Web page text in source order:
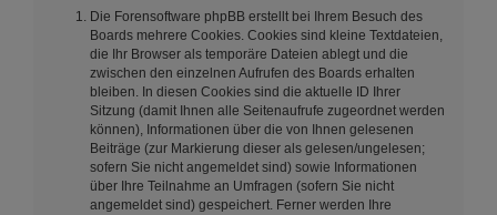
Die Forensoftware phpBB erstellt bei Ihrem Besuch des
Boards mehrere Cookies. Cookies sind kleine Textdateien,
die Ihr Browser als temporäre Dateien ablegt und die
zwischen den einzelnen Aufrufen des Boards erhalten
bleiben. In diesen Cookies sind die aktuelle ID Ihrer
Sitzung (damit Ihnen alle Seitenaufrufe zugeordnet werden
können), Informationen über die von Ihnen gelesenen
Beiträge (zur Markierung dieser als gelesen/ungelesen;
sofern Sie nicht angemeldet sind) sowie Informationen
über Ihre Teilnahme an Umfragen (sofern Sie nicht
angemeldet sind) gespeichert. Ferner werden Ihre